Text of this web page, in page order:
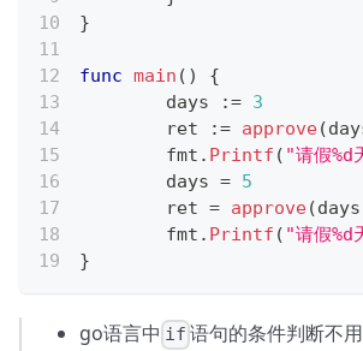
}
func main ( )
{
	days
:= 3
	ret
:= approve(
	fmt
. Printf ( "请假%d
	days
= 5
	ret
= approve(days
	fmt
. Printf ( "请假%d
}
go语言中 if 语句的条件判断不